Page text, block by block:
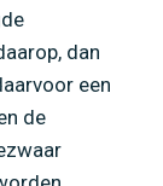
dan
een
de